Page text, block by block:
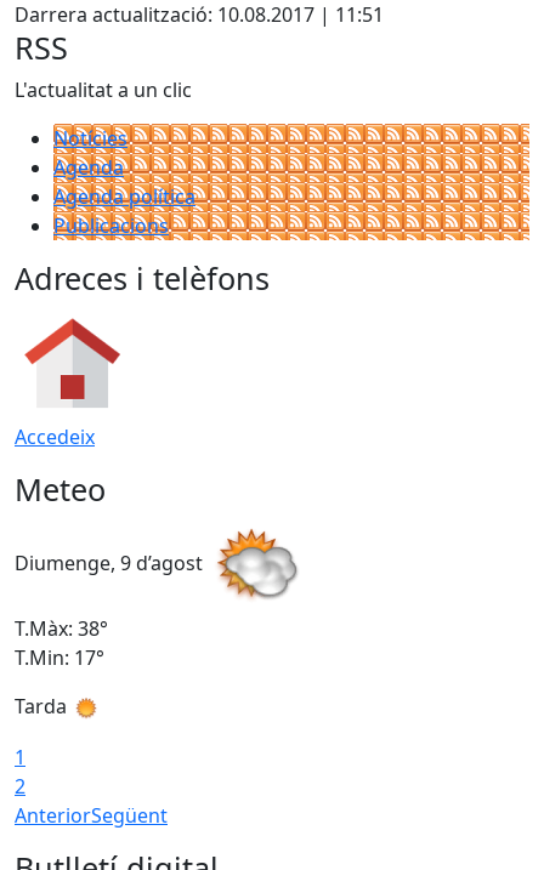
Darrera actualització: 10.08.2017 | 11:51
RSS
L'actualitat a un clic
Notícies
Agenda
Agenda política
Publicacions
Adreces i telèfons
Accedeix
Meteo
Diumenge, 9 d’agost
T.Màx: 38°
T.Min: 17°
Tarda
1
2
AnteriorSegüent